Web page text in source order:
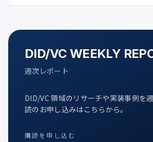
DID/VC WEEKLY
週次レポート
DID/VC 領域のリサーチや実装事例を
読のお申し込みはこちらから。
購読を申し込む